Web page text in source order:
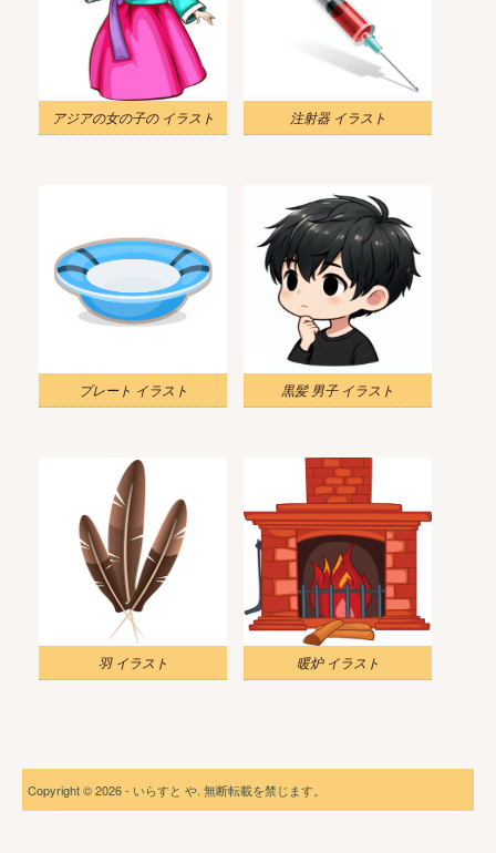
アジアの女の子の イラスト 注射器 イラスト
プレート イラスト 黒髪 男子 イラスト
羽 イラスト 暖炉 イラスト
Copyright © 2026 - いらすと や. 無断転載を禁じます。